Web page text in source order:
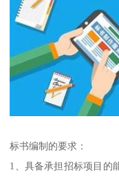
标书编制的要求：
1、具备承担招标项目的